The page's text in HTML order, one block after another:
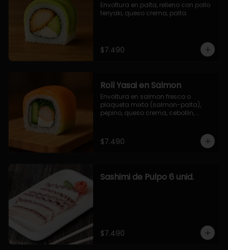
Envoltura en palta, relleno con pollo
teriyaki, queso crema, palta.
$7.490
Roll Yasai en Salmon
Envoltura en salmon fresco o
plaqueta mixta (salmon-palta),
pepino, queso crema, cebollin,
$7.490
Sashimi de Pulpo 6 unid.
$7.490